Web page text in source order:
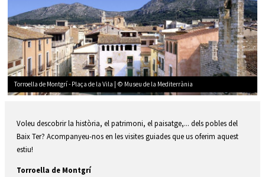
Torroella de Montgrí - Plaça de la Vila | © Museu de la Mediterrània
Voleu descobrir la història, el patrimoni, el paisatge,... dels pobles del
Baix Ter? Acompanyeu-nos en les visites guiades que us oferim aquest
estiu!
Torroella de Montgrí